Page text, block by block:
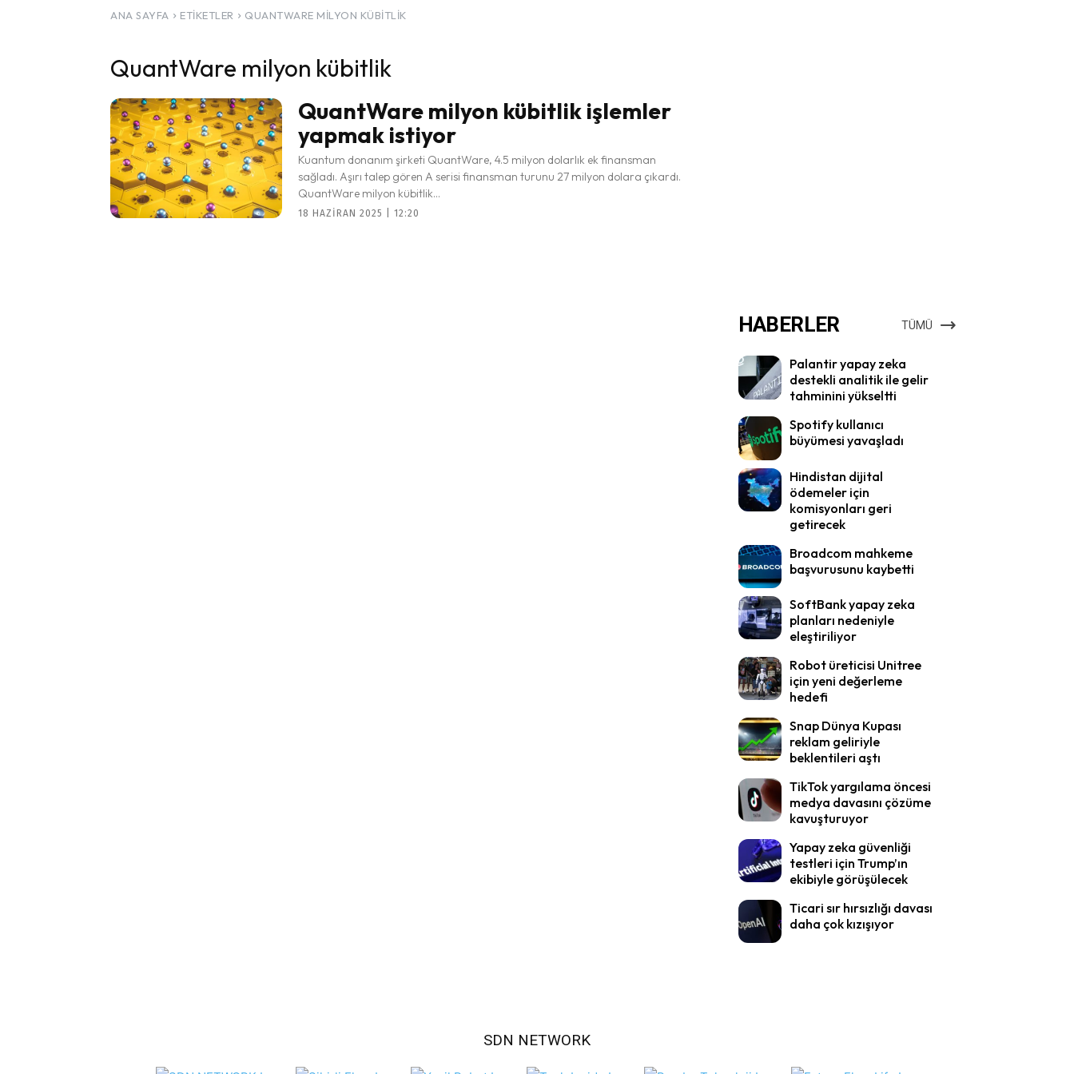
ANA SAYFA ETIKETLER QUANTWARE MILYON KÜBITLIK
QuantWare milyon kübitlik
QuantWare milyon kübitlik işlemler
yapmak istiyor
Kuantum donanım şirketi QuantWare, 4.5 milyon dolarlık ek finansman
sağladı. Aşırı talep gören A serisi finansman turunu 27 milyon dolara çıkardı.
QuantWare milyon kübitlik...
18 HAZIRAN 2025 | 12:20
HABERLER TÜMÜ
Palantir yapay zeka
destekli analitik ile gelir
tahminini yükseltti
Spotify kullanıcı
büyümesi yavaşladı
Hindistan dijital
ödemeler için
komisyonları geri
getirecek
Broadcom mahkeme
başvurusunu kaybetti
SoftBank yapay zeka
planları nedeniyle
eleştiriliyor
Robot üreticisi Unitree
için yeni değerleme
hedefi
Snap Dünya Kupası
reklam geliriyle
beklentileri aştı
TikTok yargılama öncesi
medya davasını çözüme
kavuşturuyor
Yapay zeka güvenliği
testleri için Trump’ın
ekibiyle görüşülecek
Ticari sır hırsızlığı davası
daha çok kızışıyor
SDN NETWORK